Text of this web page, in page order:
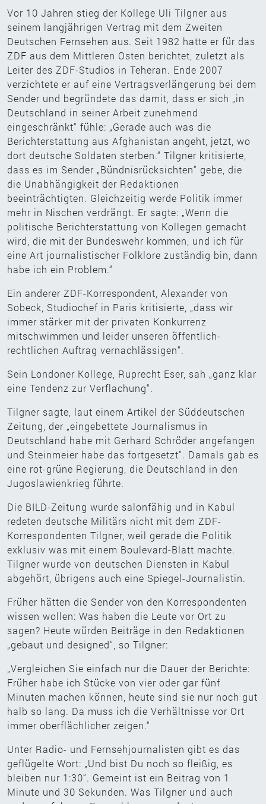
Vor 10 Jahren stieg der Kollege Uli Tilgner aus
seinem langjährigen Vertrag mit dem Zweiten
Deutschen Fernsehen aus. Seit 1982 hatte er für das
ZDF aus dem Mittleren Osten berichtet, zuletzt als
Leiter des ZDF-Studios in Teheran. Ende 2007
verzichtete er auf eine Vertragsverlängerung bei dem
Sender und begründete das damit, dass er sich „in
Deutschland in seiner Arbeit zunehmend
eingeschränkt“ fühle: „Gerade auch was die
Berichterstattung aus Afghanistan angeht, jetzt, wo
dort deutsche Soldaten sterben.“ Tilgner kritisierte,
dass es im Sender „Bündnisrücksichten“ gebe, die
die Unabhängigkeit der Redaktionen
beeinträchtigten. Gleichzeitig werde Politik immer
mehr in Nischen verdrängt. Er sagte: „Wenn die
politische Berichterstattung von Kollegen gemacht
wird, die mit der Bundeswehr kommen, und ich für
eine Art journalistischer Folklore zuständig bin, dann
habe ich ein Problem.“
Ein anderer ZDF-Korrespondent, Alexander von
Sobeck, Studiochef in Paris kritisierte, „dass wir
immer stärker mit der privaten Konkurrenz
mitschwimmen und leider unseren öffentlich-
rechtlichen Auftrag vernachlässigen“.
Sein Londoner Kollege, Ruprecht Eser, sah „ganz klar
eine Tendenz zur Verflachung“.
Tilgner sagte, laut einem Artikel der Süddeutschen
Zeitung, der „eingebettete Journalismus in
Deutschland habe mit Gerhard Schröder angefangen
und Steinmeier habe das fortgesetzt“. Damals gab es
eine rot-grüne Regierung, die Deutschland in den
Jugoslawienkrieg führte.
Die BILD-Zeitung wurde salonfähig und in Kabul
redeten deutsche Militärs nicht mit dem ZDF-
Korrespondenten Tilgner, weil gerade die Politik
exklusiv was mit einem Boulevard-Blatt machte.
Tilgner wurde von deutschen Diensten in Kabul
abgehört, übrigens auch eine Spiegel-Journalistin.
Früher hätten die Sender von den Korrespondenten
wissen wollen: Was haben die Leute vor Ort zu
sagen? Heute würden Beiträge in den Redaktionen
„gebaut und designed“, so Tilgner:
„Vergleichen Sie einfach nur die Dauer der Berichte:
Früher habe ich Stücke von vier oder gar fünf
Minuten machen können, heute sind sie nur noch gut
halb so lang. Da muss ich die Verhältnisse vor Ort
immer oberflächlicher zeigen.“
Unter Radio- und Fernsehjournalisten gibt es das
geflügelte Wort: „Und bist Du noch so fleißig, es
bleiben nur 1:30“. Gemeint ist ein Beitrag von 1
Minute und 30 Sekunden. Was Tilgner und auch